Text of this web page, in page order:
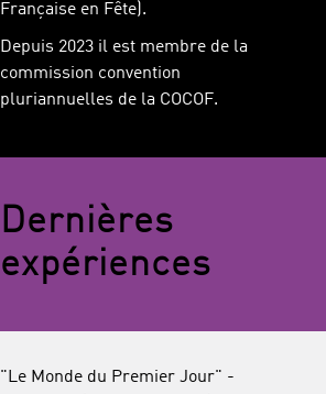
Française en Fête).
Depuis 2023 il est membre de la
commission convention
pluriannuelles de la COCOF.
Dernières
expériences
"Le Monde du Premier Jour" -